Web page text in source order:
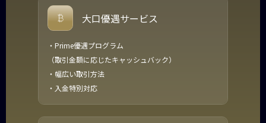
大口優遇サービス
・Prime優遇プログラム
（取引金額に応じたキャッシュバック）
・幅広い取引方法
・入金特別対応